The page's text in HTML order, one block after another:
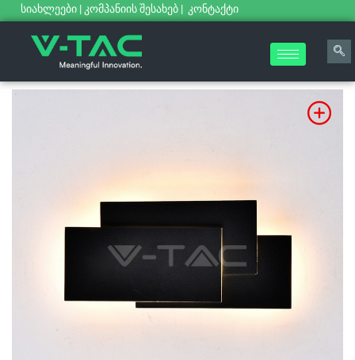
სიახლეები | კომპანიის შესახებ | კონტაქტი